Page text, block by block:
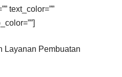
text_color=””
Layanan Pembuatan